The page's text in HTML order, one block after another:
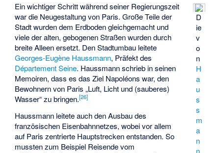
D
ie
v
o
n
H
a
u
s
s
m
a
n
n
Ein wichtiger Schritt während seiner Regierungszeit
war die Neugestaltung von Paris. Große Teile der
Stadt wurden dem Erdboden gleichgemacht und
viele der alten, gebogenen Straßen wurden durch
breite Alleen ersetzt. Den Stadtumbau leitete
Georges-Eugène Haussmann, Präfekt des
Département Seine. Haussmann schrieb in seinen
Memoiren, dass es das Ziel Napoléons war, den
Bewohnern von Paris „Luft, Licht und (sauberes)
Wasser“ zu bringen.[26]
Haussmann leitete auch den Ausbau des
französischen Eisenbahnnetzes, wobei vor allem
auf Paris zentrierte Hauptstrecken entstanden. So
mussten zum Beispiel Reisende vom